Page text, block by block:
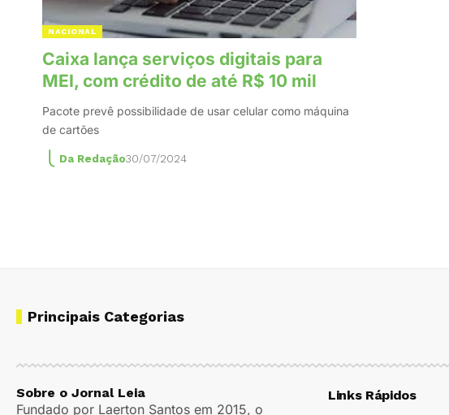
NACIONAL
Caixa lança serviços digitais para
MEI, com crédito de até R$ 10 mil
Pacote prevê possibilidade de usar celular como máquina
de cartões
Da Redação30/07/2024
Principais Categorias
Sobre o Jornal Leia
Fundado por Laerton Santos em 2015, o
Links Rápidos